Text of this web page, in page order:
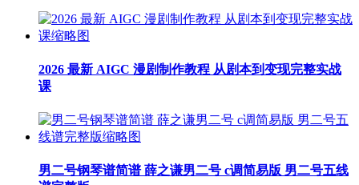
2026 最新 AIGC 漫剧制作教程 从剧本到变现完整实战
课
男二号钢琴谱简谱 薛之谦男二号 c调简易版 男二号五线